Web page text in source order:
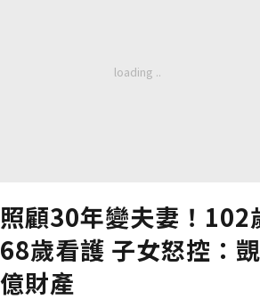
照顧30年變夫妻！102
68歲看護 子女怒控：
億財產